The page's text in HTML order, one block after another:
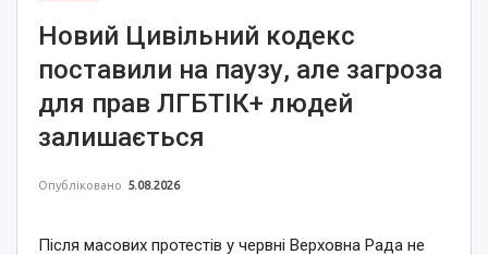
Новий Цивільний кодекс
поставили на паузу, але загроза
для прав ЛГБТІК+ людей
залишається
Опубліковано 5.08.2026
Після масових протестів у червні Верховна Рада не